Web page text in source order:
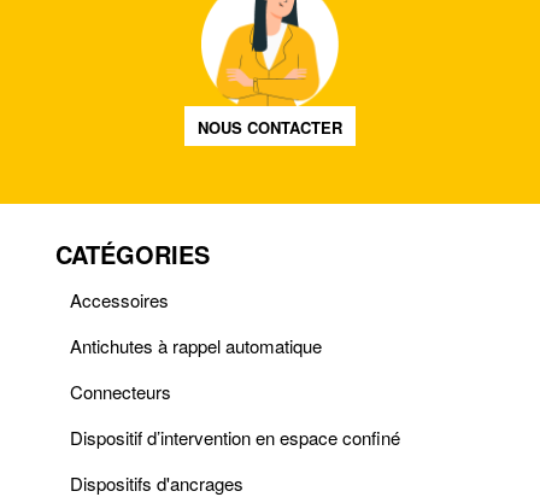
NOUS CONTACTER
CATÉGORIES
Accessoires
Antichutes à rappel automatique
Connecteurs
Dispositif d’intervention en espace confiné
Dispositifs d'ancrages